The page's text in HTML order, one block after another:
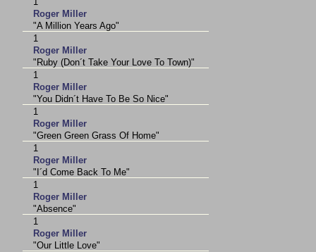
Roger Miller
"A Million Years Ago"
1
Roger Miller
"Ruby (Don´t Take Your Love To Town)"
1
Roger Miller
"You Didn´t Have To Be So Nice"
1
Roger Miller
"Green Green Grass Of Home"
1
Roger Miller
"I´d Come Back To Me"
1
Roger Miller
"Absence"
1
Roger Miller
"Our Little Love"